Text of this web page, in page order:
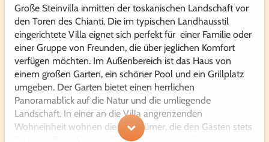
Große Steinvilla inmitten der toskanischen Landschaft vor
den Toren des Chianti. Die im typischen Landhausstil
eingerichtete Villa eignet sich perfekt für einer Familie oder
einer Gruppe von Freunden, die über jeglichen Komfort
verfügen möchten. Im Außenbereich ist das Haus von
einem großen Garten, ein schöner Pool und ein Grillplatz
umgeben. Der Garten bietet einen herrlichen
Panoramablick auf die Natur und die umliegende
Landschaft. In einer an die Villa angrenzenden
Wohneinheit wohnen die Eigentümer, die den Gästen stets
für jeden Bedarf zur Verfügung stehen und die besten